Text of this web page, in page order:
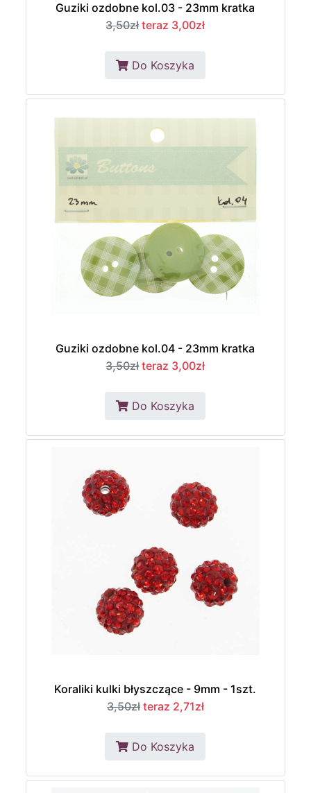
Guziki ozdobne kol.03 - 23mm kratka
3,50zł teraz 3,00zł
Do Koszyka
Guziki ozdobne kol.04 - 23mm kratka
3,50zł teraz 3,00zł
Do Koszyka
Koraliki kulki błyszczące - 9mm - 1szt.
3,50zł teraz 2,71zł
Do Koszyka